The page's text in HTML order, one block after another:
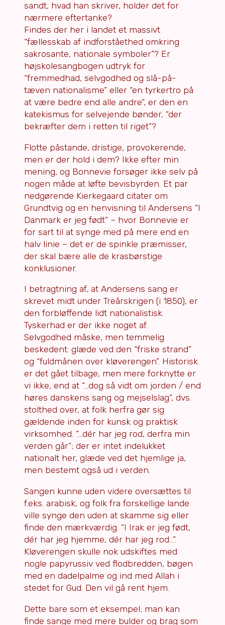
sandt, hvad han skriver, holder det for
nærmere eftertanke?
Findes der her i landet et massivt
“fællesskab af indforståethed omkring
sakrosante, nationale symboler”? Er
højskolesangbogen udtryk for
“fremmedhad, selvgodhed og slå-på-
tæven nationalisme” eller “en tyrkertro på
at være bedre end alle andre”, er den en
katekismus for selvejende bønder, “der
bekræfter dem i retten til riget”?
Flotte påstande, dristige, provokerende,
men er der hold i dem? Ikke efter min
mening, og Bonnevie forsøger ikke selv på
nogen måde at løfte bevisbyrden. Et par
nedgørende Kierkegaard citater om
Grundtvig og en henvisning til Andersens “I
Danmark er jeg født” – hvor Bonnevie er
for sart til at synge med på mere end en
halv linie – det er de spinkle præmisser,
der skal bære alle de krasbørstige
konklusioner.
I betragtning af, at Andersens sang er
skrevet midt under Treårskrigen (i 1850), er
den forbløffende lidt nationalistisk.
Tyskerhad er der ikke noget af.
Selvgodhed måske, men temmelig
beskedent: glæde ved den “friske strand”
og “fuldmånen over kløverengen”. Historisk
er det gået tilbage, men mere forknytte er
vi ikke, end at “…dog så vidt om jorden / end
høres danskens sang og mejselslag”, dvs.
stolthed over, at folk herfra gør sig
gældende inden for kunsk og praktisk
virksomhed. “…dér har jeg rod, derfra min
verden går”; der er intet indelukket
nationalt her, glæde ved det hjemlige ja,
men bestemt også ud i verden.
Sangen kunne uden videre oversættes til
f.eks. arabisk, og folk fra forskellige lande
ville synge den uden at skamme sig eller
finde den mærkværdig. “I Irak er jeg født,
dér har jeg hjemme, dér har jeg rod…”.
Kløverengen skulle nok udskiftes med
nogle papyrussiv ved flodbredden, bøgen
med en dadelpalme og ind med Allah i
stedet for Gud. Den vil gå rent hjem.
Dette bare som et eksempel; man kan
finde sange med mere bulder og brag som